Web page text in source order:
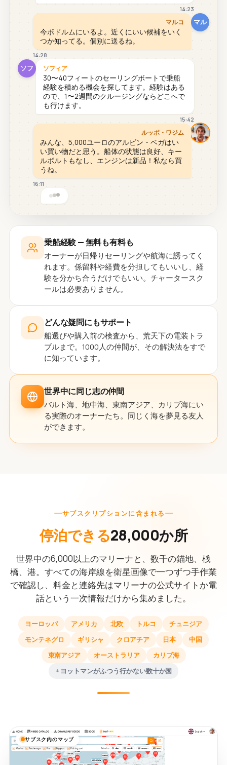
14:23
マル
マルコ
今ボドルムにいるよ。近くにいい候補をいく
つか知ってる。個別に送るね。
14:28
ソフ ソフィア
30〜40フィートのセーリングボートで乗船
経験を積める機会を探してます。経験はある
ので、1〜2週間のクルージングならどこへで
も行けます。
15:42
ルッポ・ワジム
みんな、5,000ユーロのアルビン・ベガはい
い買い物だと思う。船体の状態は良好、キー
ルボルトもなし、エンジンは新品！私なら買
うね。
16:11
乗船経験 — 無料も有料も
オーナーが日帰りセーリングや航海に誘ってく
れます。係留料や経費を分担してもいいし、経
験を分かち合うだけでもいい。チャータースク
ールは必要ありません。
どんな疑問にもサポート
船選びや購入前の検査から、荒天下の電装トラ
ブルまで。1000人の仲間が、その解決法をすで
に知っています。
世界中に同じ志の仲間
バルト海、地中海、東南アジア、カリブ海にい
る実際のオーナーたち。同じく海を夢見る友人
ができます。
サブスクリプションに含まれる
停泊できる28,000か所
世界中の6,000以上のマリーナと、数千の錨地、桟
橋、港。すべての海岸線を衛星画像で一つずつ手作業
で確認し、料金と連絡先はマリーナの公式サイトか電
話という一次情報だけから集めました。
ヨーロッパ アメリカ 北欧 トルコ
チュニジア
モンテネグロ
ギリシャ クロアチア 日本
中国
東南アジア
オーストラリア
カリブ海
+ ヨットマンがふつう行かない数十か国
サブスク内のマップ